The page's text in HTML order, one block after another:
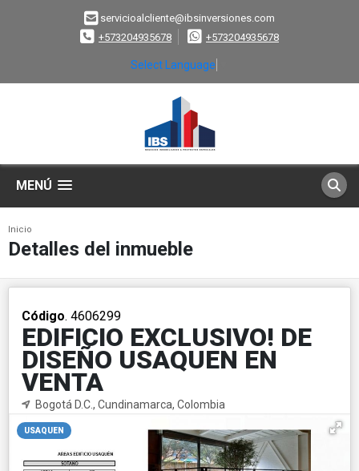
servicioalcliente@ibsinversiones.com
+573204935678
+573204935678
Select Language
MENÚ
Inicio
Detalles del inmueble
Código. 4606299
EDIFICIO EXCLUSIVO! DE
DISEÑO USAQUEN EN
VENTA
Bogotá D.C., Cundinamarca, Colombia
USAQUEN